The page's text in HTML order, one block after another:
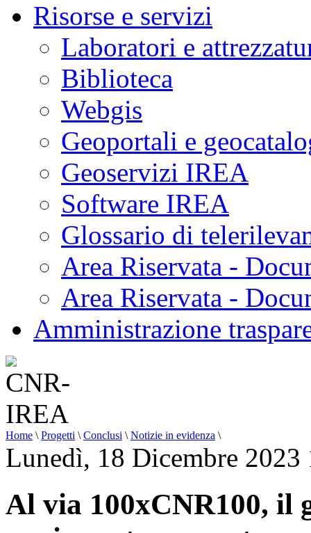
Risorse e servizi
Laboratori e
Biblioteca
Webgis
Geoportali e
Geoservizi IREA
Software IREA
Glossario di
Area Riservata -
Area Riservata -
Amministrazione
Home \ Progetti \ Conclusi \ Notizie in evidenza \
Lunedì, 18 Dicembre 2023
Al via 100xCNR100, il